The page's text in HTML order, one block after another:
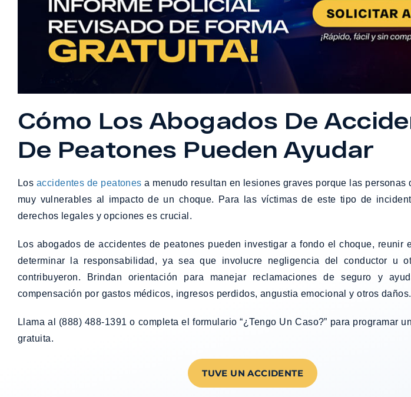
Cómo Los Abogados De
De Peatones Pueden Ayudar
Los accidentes de peatones a menudo resultan en lesiones graves porque las personas
muy vulnerables al impacto de un choque. Para las víctimas de este tipo de
derechos legales y opciones es crucial.
Los abogados de accidentes de peatones pueden investigar a fondo el choque, reunir
determinar la responsabilidad, ya sea que involucre negligencia del conductor u
contribuyeron. Brindan orientación para manejar reclamaciones de seguro y
compensación por gastos médicos, ingresos perdidos, angustia emocional y otros daños.
Llama al (888) 488-1391 o completa el formulario “¿Tengo Un Caso?” para programar
gratuita.
TUVE UN ACCIDENTE